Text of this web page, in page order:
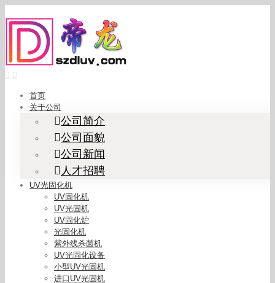
to
content
首页
关于公司
公司简介
公司面貌
公司新闻
人才招聘
UV光固化机
UV固化机
UV光固机
UV固化炉
光固化机
紫外线杀菌机
UV光固化设备
小型UV光固机
进口UV光固机